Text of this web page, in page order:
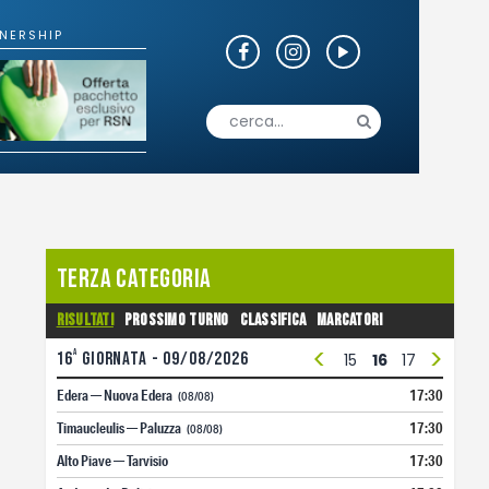
Fotogallery
Terza Categoria
Risultati Prossimo turno Classifica Marcatori
16a giornata - 09/08/2026
5 6 7 8 9 10 11 14 15 16 17 18
< >
Edera — Nuova Edera (08/08)
17:30
Timaucleulis — Paluzza (08/08)
17:30
Alto Piave — Tarvisio
17:30